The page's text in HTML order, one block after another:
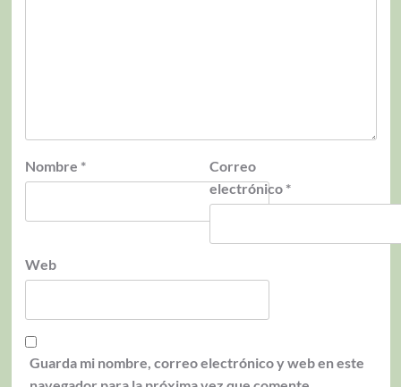
Nombre *
Correo
electrónico *
Web
Guarda mi nombre, correo electrónico y web en este